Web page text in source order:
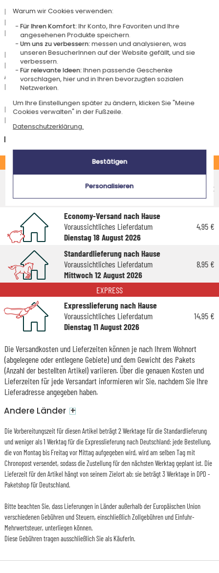
Dieser Artikel wird in unserem Atelier in Toulouse personalisiert.
Er ist für das Angebot "Versandkostenfrei ab 85 € Warenwert" mit der
Hermes-Standardlieferung berechtigt.
Für jede Bestellung unter 85 € gelten die unten aufgeführten
Lieferkosten für den Kauf dieses Artikels.
Artikel, die in unserem Atelier personalisiert werden (etwa 95% unserer
Produkte), sind mit dem Logo
gekennzeichnet.
Das Voraussichtliche Lieferdatum ist nur bei einer Zahlung per PayPal,
Kreditkarte oder Sofortüberweisung gültig.
Deutschland
STANDARD
Economy-Versand an einen Paketshop
Voraussichtliches Lieferdatum
Freitag 14 August 2026
4,95 €
Economy-Versand nach Hause
Voraussichtliches Lieferdatum
Dienstag 18 August 2026
4,95 €
Standardlieferung nach Hause
Voraussichtliches Lieferdatum
Mittwoch 12 August 2026
8,95 €
EXPRESS
Expresslieferung nach Hause
Voraussichtliches Lieferdatum
Dienstag 11 August 2026
14,95 €
Die Versandkosten und Lieferzeiten können je nach Ihrem Wohnort
(abgelegene oder entlegene Gebiete) und dem Gewicht des Pakets
(Anzahl der bestellten Artikel) variieren. Über die genauen Kosten und
Lieferzeiten für jede Versandart informieren wir Sie, nachdem Sie Ihre
Lieferadresse angegeben haben.
Andere Länder +
Die Vorbereitungszeit für diesen Artikel beträgt 2 Werktage für die Standardlieferung
und weniger als 1 Werktag für die Expresslieferung nach Deutschland: jede Bestellung,
die von Montag bis Freitag vor Mittag aufgegeben wird, wird am selben Tag mit
Chronopost versendet, sodass die Zustellung für den nächsten Werktag geplant ist. Die
Lieferzeit für den Artikel hängt von seinem Zielort ab: sie beträgt 3 Werktage in DPD -
Paketshop für Deutschland.
Bitte beachten Sie, dass Lieferungen in Länder außerhalb der Europäischen Union
verschiedenen Gebühren und Steuern, einschließlich Zollgebühren und Einfuhr-
Mehrwertsteuer, unterliegen können.
Diese Gebühren tragen ausschließlich Sie als KäuferIn.
Warum wir Cookies verwenden:
Für Ihren Komfort:Ihr Konto, Ihre Favoriten und Ihre
angesehenen Produkte speichern.
Um uns zu verbessern:messen und analysieren, was
unseren BesucherInnen auf der Website gefällt, und sie
verbessern.
Für relevante Ideen:Ihnen passende Geschenke
vorschlagen, hier und in Ihren bevorzugten sozialen
Netzwerken.
Um Ihre Einstellungen später zu ändern, klicken Sie "Meine
Cookies verwalten" in der Fußzeile.
Datenschutzerklärung.
Bestätigen
Personalisieren